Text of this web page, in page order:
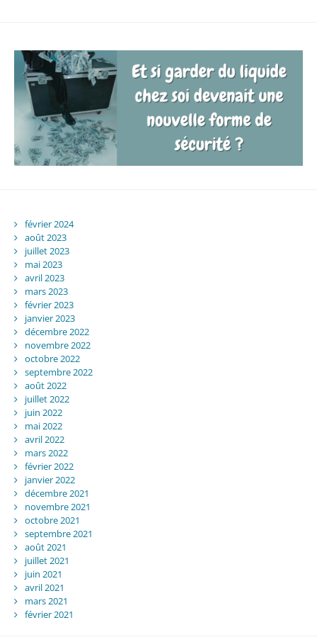
février 2024
août 2023
juillet 2023
mai 2023
avril 2023
mars 2023
février 2023
janvier 2023
décembre 2022
novembre 2022
octobre 2022
septembre 2022
août 2022
juillet 2022
juin 2022
mai 2022
avril 2022
mars 2022
février 2022
janvier 2022
décembre 2021
novembre 2021
octobre 2021
septembre 2021
août 2021
juillet 2021
juin 2021
avril 2021
mars 2021
février 2021